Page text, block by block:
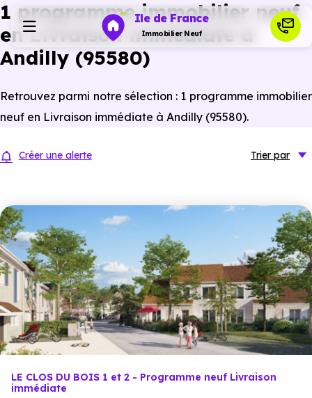
Ile de France
Immobilier Neuf
Ressources
Financer
1 programme immobilier neuf
en Livraison immédiate à
Andilly (95580)
Retrouvez parmi notre sélection : 1 programme immobilier
neuf en Livraison immédiate à Andilly (95580).
Créer une alerte Trier par
LE CLOS DU BOIS 1 et 2 - Programme neuf Livraison
immédiate